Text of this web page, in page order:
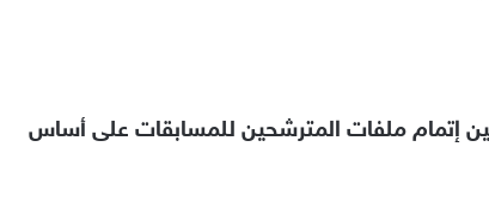
إتمام ملفات المترشحين للمسابقات على أساس